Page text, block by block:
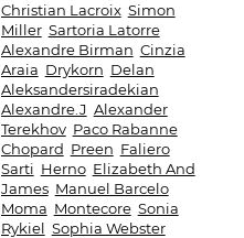
Christian Lacroix Simon
Miller Sartoria Latorre
Alexandre Birman Cinzia
Araia Drykorn Delan
Aleksandersiradekian
Alexandre.J Alexander
Terekhov Paco Rabanne
Chopard Preen Faliero
Sarti Herno Elizabeth And
James Manuel Barcelo
Moma Montecore Sonia
Rykiel Sophia Webster